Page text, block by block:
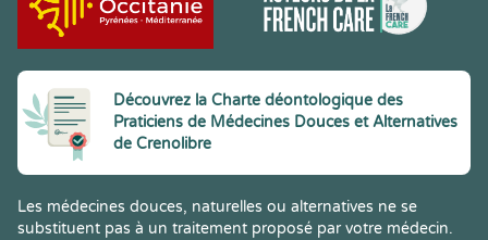
Découvrez la Charte déontologique des
Praticiens de Médecines Douces et Alternatives
de Crenolibre
Les médecines douces, naturelles ou alternatives ne se
substituent pas à un traitement proposé par votre médecin.